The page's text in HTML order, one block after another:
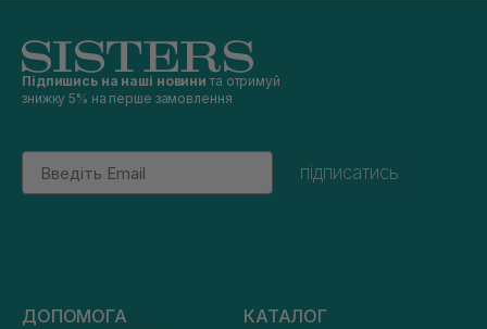
Підпишись на наші новини та отримуй
знижку 5% на перше замовлення
Email
підписатись
ДОПОМОГА КАТАЛОГ